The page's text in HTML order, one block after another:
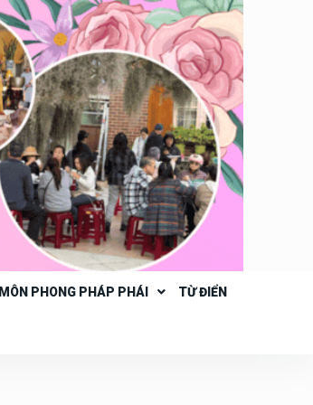
MÔN PHONG PHÁP PHÁI TỪ ĐIỂN